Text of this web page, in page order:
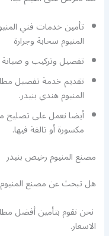
تأمين خدمات فني
المنيوم سحابة وجرارة
تفصيل وتركيب و
تقديم خدمة تفصيل
المنيوم هندي بنيدر.
أيضا نعمل على تصليح
مكسورة أو تالفة فيها.
مصنع المنيوم رخيص بنيدر
هل تبحث عن مصنع
نحن نقوم بتأمين أفضل
الاسعار.